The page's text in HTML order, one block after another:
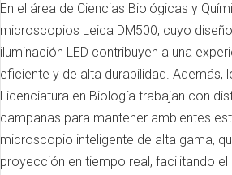
En el área de Ciencias Biológicas y
microscopios Leica DM500, cuyo
iluminación LED contribuyen a una
eficiente y de alta durabilidad. Además,
Licenciatura en Biología trabajan con
campanas para mantener ambientes
microscopio inteligente de alta gama,
proyección en tiempo real, facilitando el